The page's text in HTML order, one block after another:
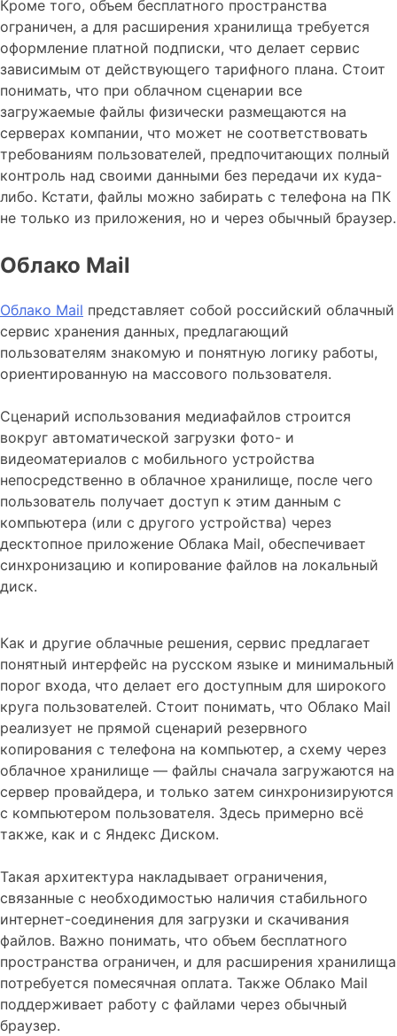
Кроме того, объем бесплатного пространства
ограничен, а для расширения хранилища требуется
оформление платной подписки, что делает сервис
зависимым от действующего тарифного плана. Стоит
понимать, что при облачном сценарии все
загружаемые файлы физически размещаются на
серверах компании, что может не соответствовать
требованиям пользователей, предпочитающих полный
контроль над своими данными без передачи их куда-
либо. Кстати, файлы можно забирать с телефона на ПК
не только из приложения, но и через обычный браузер.
Облако Mail
Облако Mail представляет собой российский облачный
сервис хранения данных, предлагающий
пользователям знакомую и понятную логику работы,
ориентированную на массового пользователя.
Сценарий использования медиафайлов строится
вокруг автоматической загрузки фото- и
видеоматериалов с мобильного устройства
непосредственно в облачное хранилище, после чего
пользователь получает доступ к этим данным с
компьютера (или с другого устройства) через
десктопное приложение Облака Mail, обеспечивает
синхронизацию и копирование файлов на локальный
диск.
Как и другие облачные решения, сервис предлагает
понятный интерфейс на русском языке и минимальный
порог входа, что делает его доступным для широкого
круга пользователей. Стоит понимать, что Облако Mail
реализует не прямой сценарий резервного
копирования с телефона на компьютер, а схему через
облачное хранилище — файлы сначала загружаются на
сервер провайдера, и только затем синхронизируются
с компьютером пользователя. Здесь примерно всё
также, как и с Яндекс Диском.
Такая архитектура накладывает ограничения,
связанные с необходимостью наличия стабильного
интернет-соединения для загрузки и скачивания
файлов. Важно понимать, что объем бесплатного
пространства ограничен, и для расширения хранилища
потребуется помесячная оплата. Также Облако Mail
поддерживает работу с файлами через обычный
браузер.